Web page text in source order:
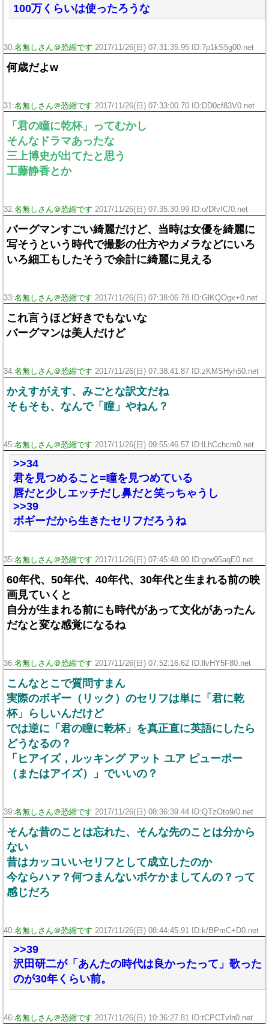
100万くらいは使ったろうな
30:名無しさん＠恐縮です 2017/11/26(日) 07:31:35.95 ID:7p1kS5g00.net
何歳だよw
31:名無しさん＠恐縮です 2017/11/26(日) 07:33:00.70 ID:DD0cf83V0.net
「君の瞳に乾杯」ってむかし
そんなドラマあったな
三上博史が出てたと思う
工藤静香とか
32:名無しさん＠恐縮です 2017/11/26(日) 07:35:30.99 ID:o/DfvIC/0.net
バーグマンすごい綺麗だけど、当時は女優を綺麗に
写そうという時代で撮影の仕方やカメラなどにいろ
いろ細工もしたそうで余計に綺麗に見える
33:名無しさん＠恐縮です 2017/11/26(日) 07:38:06.78 ID:GlKQOgx+0.net
これ言うほど好きでもないな
バーグマンは美人だけど
34:名無しさん＠恐縮です 2017/11/26(日) 07:38:41.87 ID:zKMSHyh50.net
かえすがえす、みごとな訳文だね
そもそも、なんで「瞳」やねん？
45:名無しさん＠恐縮です 2017/11/26(日) 09:55:46.57 ID:lLhCchcm0.net
>>34
君を見つめること=瞳を見つめている
唇だと少しエッチだし鼻だと笑っちゃうし
>>39
ボギーだから生きたセリフだろうね
35:名無しさん＠恐縮です 2017/11/26(日) 07:45:48.90 ID:grw95aqE0.net
60年代、50年代、40年代、30年代と生まれる前の映
画見ていくと
自分が生まれる前にも時代があって文化があったん
だなと変な感覚になるね
36:名無しさん＠恐縮です 2017/11/26(日) 07:52:16.62 ID:llvHY5F80.net
こんなとこで質問すまん
実際のボギー（リック）のセリフは単に「君に乾
杯」らしいんだけど
では逆に「君の瞳に乾杯」を真正直に英語にしたら
どうなるの？
「ヒアイズ，ルッキング アット ユア ピューポー
（またはアイズ）」でいいの？
39:名無しさん＠恐縮です 2017/11/26(日) 08:36:39.44 ID:QTzOto9/0.net
そんな昔のことは忘れた、そんな先のことは分から
ない
昔はカッコいいセリフとして成立したのか
今ならハァ？何つまんないボケかましてんの？って
感じだろ
40:名無しさん＠恐縮です 2017/11/26(日) 08:44:45.91 ID:k/BPmC+D0.net
>>39
沢田研二が「あんたの時代は良かったって」歌った
のが30年くらい前。
46:名無しさん＠恐縮です 2017/11/26(日) 10:36:27.81 ID:tCPCTvln0.net